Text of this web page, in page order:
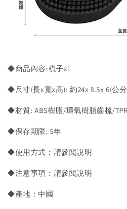
◆商品內容:梳子x1
◆尺寸(長x寬x高): 約24x 8.5x 6(公
◆材質: ABS樹脂/環氧樹脂齒梳/
◆保存期限: 5年
◆使用方式：請參閱說明
◆注意事項：請參閱說明
◆產地：中國